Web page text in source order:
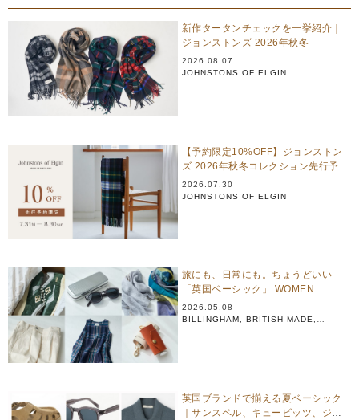
新作タータンチェックを一挙紹介｜
ジョンストンズ 2026年秋冬
2026.08.07
JOHNSTONS OF ELGIN
【予約限定10%OFF】ジョンストン
ズ 2026年秋冬コレクション先行予約
会
2026.07.30
JOHNSTONS OF ELGIN
旅にも、日常にも。ちょうどいい
「英国ベーシック」 WOMEN
2026.05.08
BILLINGHAM, BRITISH MADE,
英国ブランドで揃える夏ベーシック
｜サンスペル、キュービッツ、ジョ